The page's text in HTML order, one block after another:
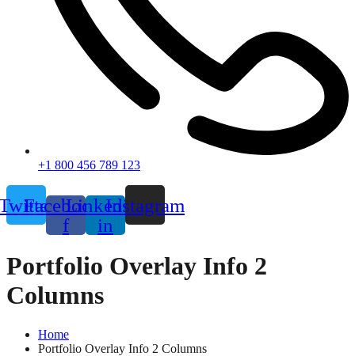
+1 800 456 789 123
Facebook-
f
Linkedin-
in
Instagram
Portfolio Overlay Info 2
Columns
Home
Portfolio Overlay Info 2 Columns